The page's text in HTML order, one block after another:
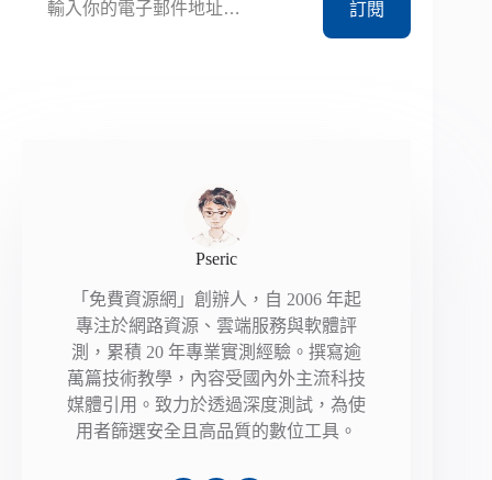
訂閱
Pseric
「免費資源網」創辦人，自 2006 年起
專注於網路資源、雲端服務與軟體評
測，累積 20 年專業實測經驗。撰寫逾
萬篇技術教學，內容受國內外主流科技
媒體引用。致力於透過深度測試，為使
用者篩選安全且高品質的數位工具。